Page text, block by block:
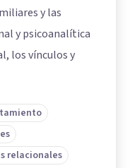
y las
y psicoanalítica
los vínculos y
relacionales